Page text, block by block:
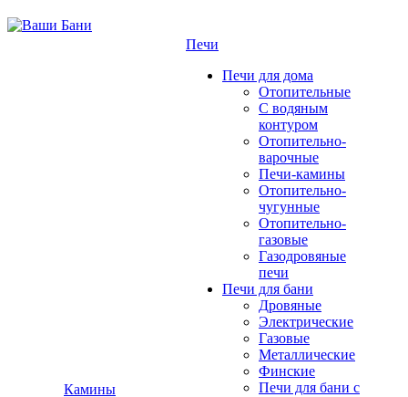
Камины
Печи
Печи для дома
Отопительные
C водяным
контуром
Отопительно-
варочные
Печи-камины
Отопительно-
чугунные
Отопительно-
газовые
Газодровяные
печи
Печи для бани
Дровяные
Электрические
Газовые
Металлические
Финские
Печи для бани с